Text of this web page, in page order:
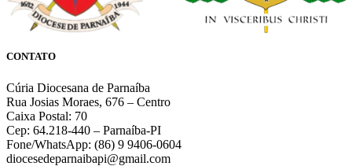
CONTATO
Cúria Diocesana de Parnaíba
Rua Josias Moraes, 676 – Centro
Caixa Postal: 70
Cep: 64.218-440 – Parnaíba-PI
Fone/WhatsApp: (86) 9 9406-0604
diocesedeparnaibapi@gmail.com